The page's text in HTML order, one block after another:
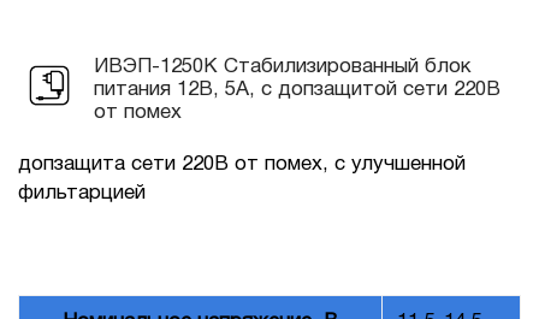
ИВЭП-1250K Стабилизированный блок
питания 12В, 5А, с допзащитой сети 220В
от помех
допзащита сети 220В от помех, с улучшенной
фильтарцией